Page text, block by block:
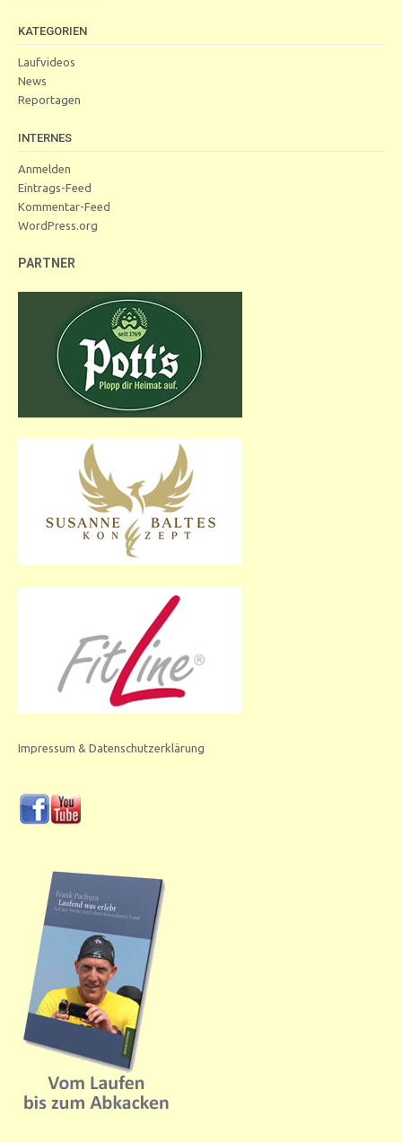
KATEGORIEN
Laufvideos
News
Reportagen
INTERNES
Anmelden
Eintrags-Feed
Kommentar-Feed
WordPress.org
PARTNER
Impressum & Datenschutzerklärung